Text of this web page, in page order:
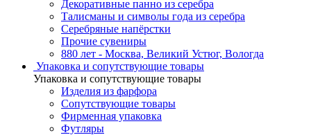
Декоративные панно из серебра
Талисманы и символы года из серебра
Серебряные напёрстки
Прочие сувениры
880 лет - Москва, Великий Устюг, Вологда
Упаковка и сопутствующие товары
Упаковка и сопутствующие товары
Изделия из фарфора
Сопутствующие товары
Фирменная упаковка
Футляры